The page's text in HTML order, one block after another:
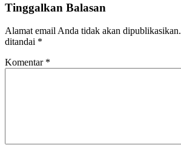
Tinggalkan Balasan
Alamat email Anda tidak akan dipublikasikan.
ditandai *
Komentar *